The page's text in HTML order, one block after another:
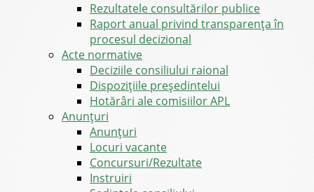
Rezultatele consultărilor publice
Raport anual privind transparenţa în
procesul decizional
Acte normative
Deciziile consiliului raional
Dispozițiile președintelui
Hotărâri ale comisiilor APL
Anunţuri
Anunţuri
Locuri vacante
Concursuri/Rezultate
Instruiri